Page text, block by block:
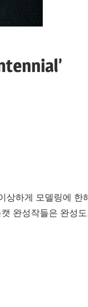
상하게 모델링에 한
완성작들은 완성